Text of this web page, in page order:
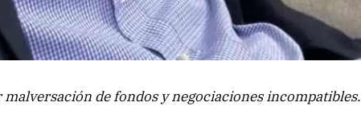
de fondos y negociaciones incompatibles.